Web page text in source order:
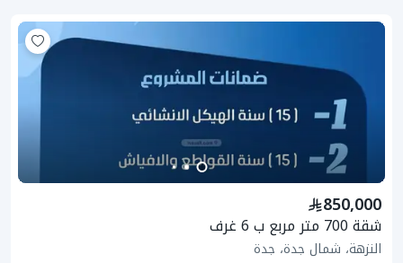
850,000
شقة 700 متر مربع ب 6 غرف
النزهة، شمال جدة، جدة